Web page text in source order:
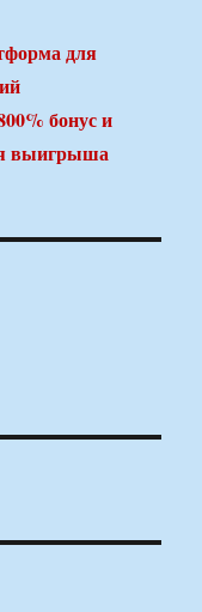
для
бонус и
выигрыша